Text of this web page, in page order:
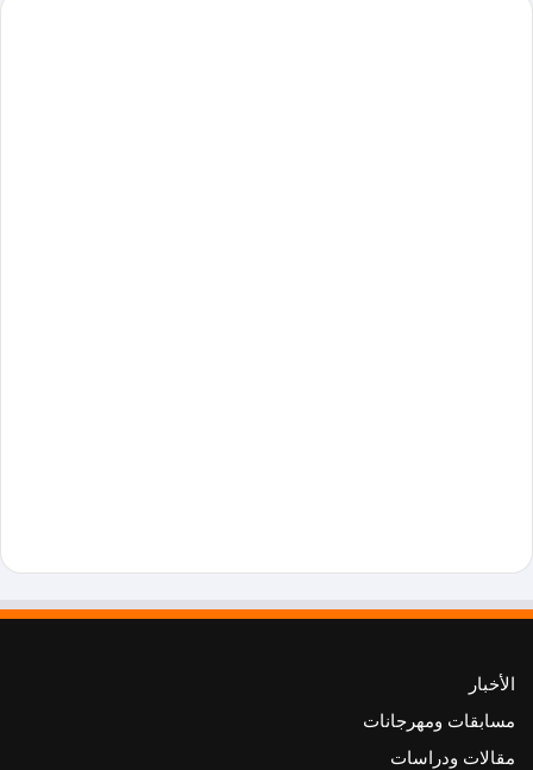
الأخبار
مسابقات ومهرجانات
مقالات ودراسات